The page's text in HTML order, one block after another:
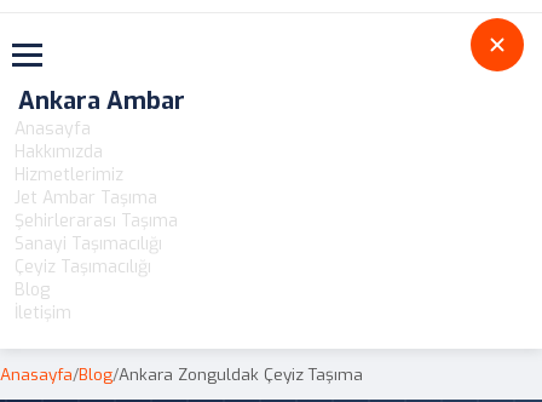
Toggle navigation
Ankara Ambar
Anasayfa
Hakkımızda
Hizmetlerimiz
Jet Ambar Taşıma
Şehirlerarası Taşıma
Sanayi Taşımacılığı
Çeyiz Taşımacılığı
Blog
İletişim
Anasayfa/Blog/Ankara Zonguldak Çeyiz Taşıma